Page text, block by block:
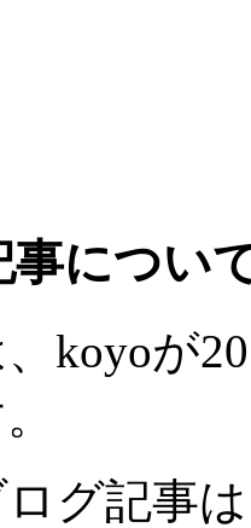
事につい
koyoが
グ記事